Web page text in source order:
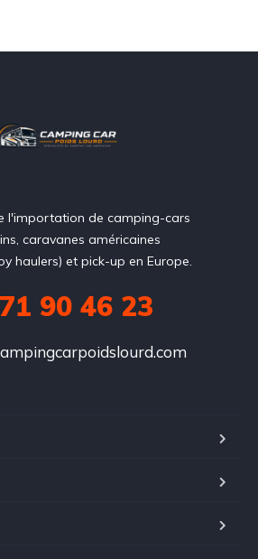
l'importation de camping-cars
caravanes américaines
haulers) et pick-up en Europe.
71 90 46 23